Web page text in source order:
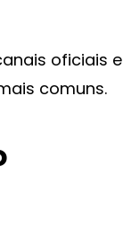
oficiais e
comuns.